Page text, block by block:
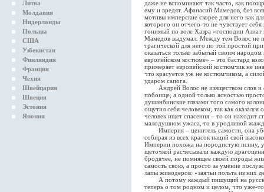
Литва
Молдавия
Нидерланды
Польша
США
Узбекистан
Финляндия
Франция
Чехия
Швейцария
Швеция
Эстония
Япония
даже не вспоминают так часто, как
ему и вредят. Афанасий Мамедов, без
мотивы имперские скорее для него как
которого он отчего-то не чувствует
гонимый по воле Хазра «господин Азиат
Мамедов выдумал. Между тем Волос не
трагической для него по той простой
оказаться только забытый своим
европейском костюме» – это бастард
примеряет европейский костюмчик не
что красуется уж не костюмчиком, а
ударом сапога.
Андрей Волос не изяществом слов и
побоище, а одной только ясностью
душанбинские глазами того самого
ощутил себя человеком, так как
человек ищет спасения – то он находит
малодушном ужаса, то в уродливой
Империя – ценитель самости, она
собирая из всех красок наций свой
Империи похожа на породистую псину,
щеточкой расчесывали каждую
бродячее, не помнящее своей породы
самость свою, а просто за умение
лапы живодеров: «заячьи польта из них
А потому каждый пишущий на
теперь о том родном и целом, что уже-